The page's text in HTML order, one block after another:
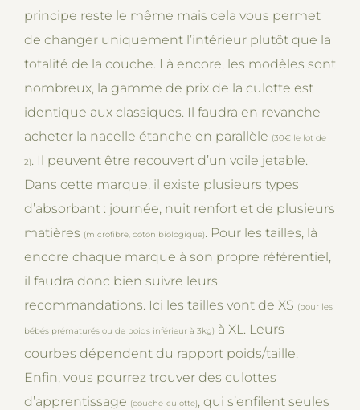
principe reste le même mais cela vous permet
de changer uniquement l’intérieur plutôt que la
totalité de la couche. Là encore, les modèles sont
nombreux, la gamme de prix de la culotte est
identique aux classiques. Il faudra en revanche
acheter la nacelle étanche en parallèle (30€ le lot de
2). Il peuvent être recouvert d’un voile jetable.
Dans cette marque, il existe plusieurs types
d’absorbant : journée, nuit renfort et de plusieurs
matières (microfibre, coton biologique). Pour les tailles, là
encore chaque marque à son propre référentiel,
il faudra donc bien suivre leurs
recommandations. Ici les tailles vont de XS (pour les
bébés prématurés ou de poids inférieur à 3kg) à XL. Leurs
courbes dépendent du rapport poids/taille.
Enfin, vous pourrez trouver des culottes
d’apprentissage (couche-culotte), qui s’enfilent seules